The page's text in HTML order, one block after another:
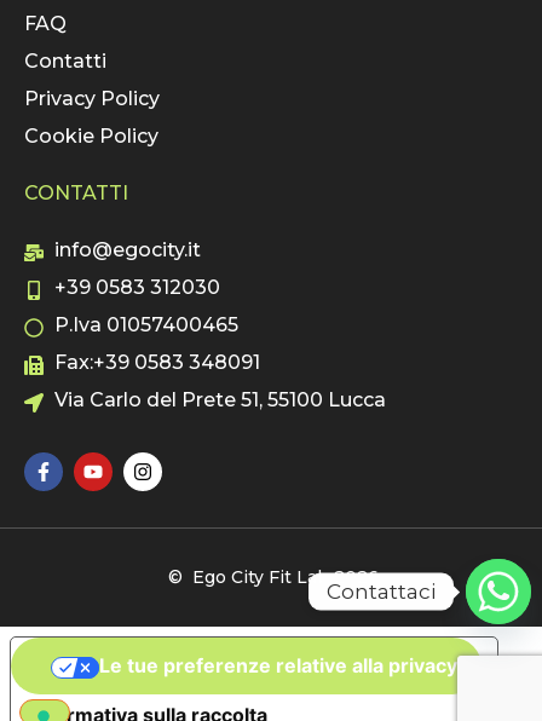
FAQ
Contatti
Privacy Policy
Cookie Policy
CONTATTI
info@egocity.it
+39 0583 312030
P.Iva 01057400465
Fax:+39 0583 348091
Via Carlo del Prete 51, 55100 Lucca
© Ego City Fit Lab 2026
Contattaci
Informativa sulla raccolta
Le tue preferenze relative alla privacy